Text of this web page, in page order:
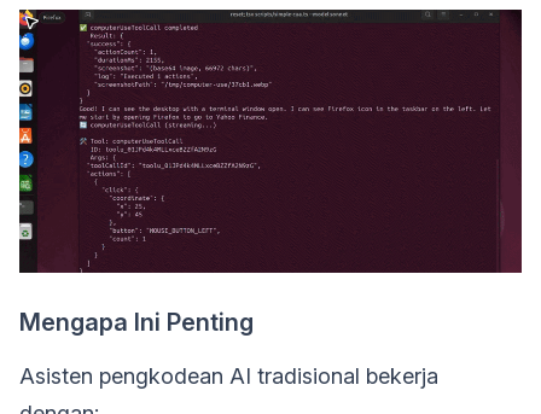
Mengapa Ini Penting
Asisten pengkodean AI tradisional bekerja